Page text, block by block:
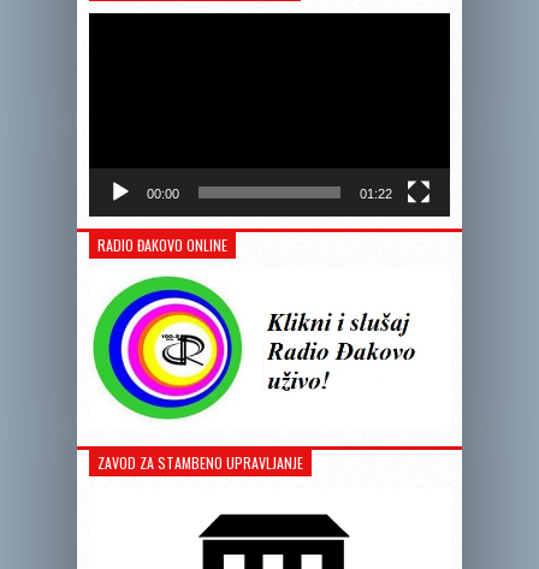
00:00 01:22
RADIO ĐAKOVO ONLINE
ZAVOD ZA STAMBENO UPRAVLJANJE